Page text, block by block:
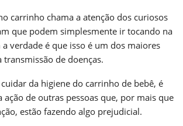
carrinho chama a atenção dos curiosos
que podem simplesmente ir tocando na
a verdade é que isso é um dos maiores
transmissão de doenças.
da higiene do carrinho de bebê, é
ação de outras pessoas que, por mais que
estão fazendo algo prejudicial.